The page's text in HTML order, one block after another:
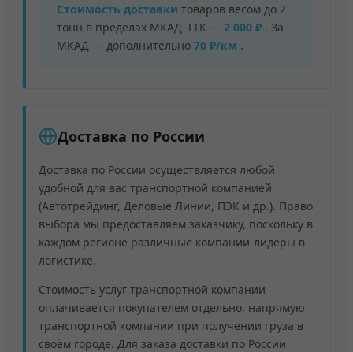
Стоимость доставки товаров весом до 2
тонн в пределах МКАД–ТТК — 2 000 ₽ . За
МКАД — дополнительно 70 ₽/км .
Доставка по России
Доставка по России осуществляется любой
удобной для вас транспортной компанией
(Автотрейдинг, Деловые Линии, ПЭК и др.). Право
выбора мы предоставляем заказчику, поскольку в
каждом регионе различные компании-лидеры в
логистике.
Стоимость услуг транспортной компании
оплачивается покупателем отдельно, напрямую
транспортной компании при получении груза в
своём городе. Для заказа доставки по России